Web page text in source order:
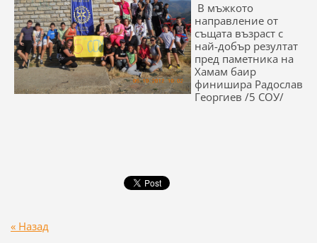
В мъжкото
направление от
същата възраст с
най-добър резултат
пред паметника на
Хамам баир
финишира Радослав
Георгиев /5 СОУ/
« Назад